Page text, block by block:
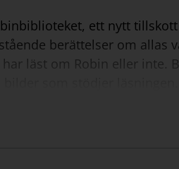
ett nytt
berättelser om
läst om Robin eller inte.
som kan användas